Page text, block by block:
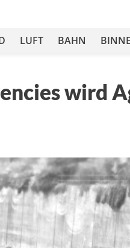
LUFT BAHN
wird